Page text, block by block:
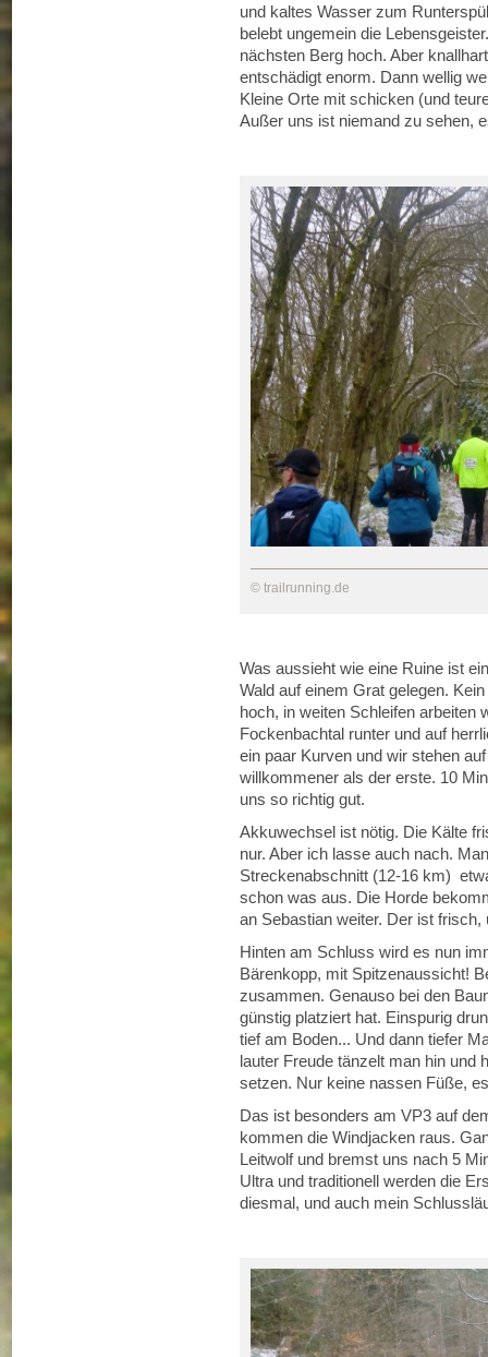
und kaltes Wasser zum
belebt ungemein die
nächsten Berg hoch. Aber
entschädigt enorm. Dann wellig
Kleine Orte mit schicken (und
Außer uns ist niemand zu sehen,
© trailrunning.de
Was aussieht wie eine Ruine ist
Wald auf einem Grat gelegen.
hoch, in weiten Schleifen arbeiten
Fockenbachtal runter und auf
ein paar Kurven und wir stehen
willkommener als der erste. 10
uns so richtig gut.
Akkuwechsel ist nötig. Die Kälte
nur. Aber ich lasse auch nach.
Streckenabschnitt (12-16 km)
schon was aus. Die Horde
an Sebastian weiter. Der ist
Hinten am Schluss wird es nun
Bärenkopp, mit Spitzenaussicht!
zusammen. Genauso bei den
günstig platziert hat. Einspurig
tief am Boden... Und dann tiefer
lauter Freude tänzelt man hin und
setzen. Nur keine nassen Füße,
Das ist besonders am VP3 auf
kommen die Windjacken raus.
Leitwolf und bremst uns nach 5
Ultra und traditionell werden die
diesmal, und auch mein